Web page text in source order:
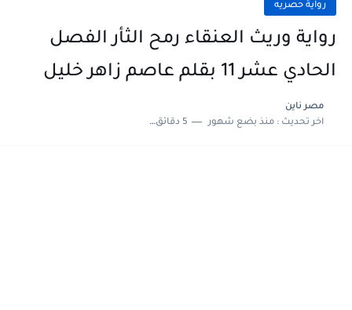
رواية حصريه
رواية وريث العنقاء رمح الثأر الفصل
الحادي عشر 11 بقلم عاصم زاهر خليل
مصر ناين
اخر تحديث :منذ بضع شهور 5 دقائق للقراءة